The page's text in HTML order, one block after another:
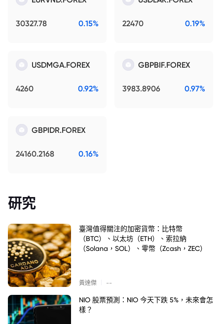
30327.78 0.15% 22470 0.19%
USDMGA.FOREX
4260 0.92%
GBPBIF.FOREX
3983.8906 0.97%
GBPIDR.FOREX
24160.2168 0.16%
研究
臺灣值得關注的加密貨幣：比特幣
（BTC）、以太坊（ETH）、索拉納
（Solana，SOL）、零幣（Zcash，ZEC）
黃達傑 --
NIO 股票預測：NIO 今天下跌 5%，未來會怎
樣？